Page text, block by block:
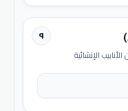
٩
الإنشائية